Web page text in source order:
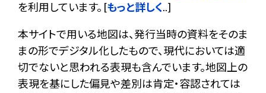
を利用しています。 [もっと詳しく..]
本サイトで用いる地図は、発行当時の資料をそのま
まの形でデジタル化したもので、現代においては適
切でないと思われる表現も含んでいます。地図上の
表現を基にした偏見や差別は肯定・容認されては